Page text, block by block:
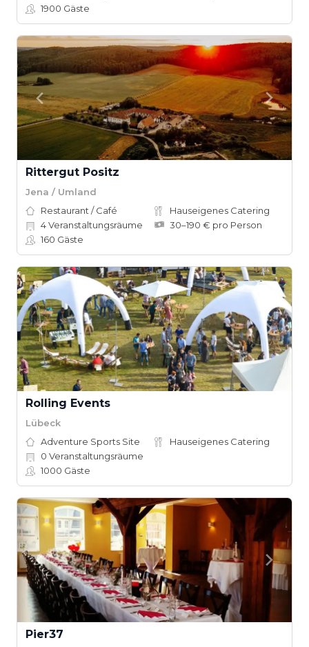
1900 Gäste
Rittergut Positz
Jena / Umland
Restaurant / Café
Hauseigenes Catering
4Veranstaltungsräume
30–190 € pro Person
160 Gäste
Rolling Events
Lübeck
Adventure Sports Site
Hauseigenes Catering
0 Veranstaltungsräume
1000 Gäste
Pier37